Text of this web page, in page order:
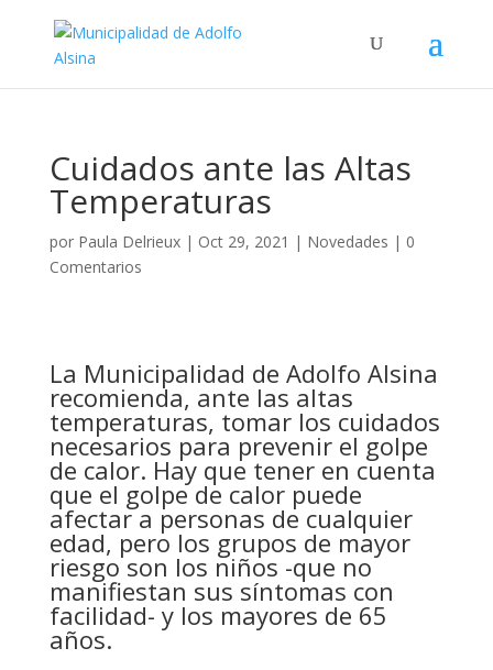
Cuidados ante las Altas
Temperaturas
por Paula Delrieux| Oct 29, 2021 | Novedades | 0
Comentarios
La Municipalidad de Adolfo Alsina
recomienda, ante las altas
temperaturas, tomar los cuidados
necesarios para prevenir el golpe
de calor. Hay que tener en cuenta
que el golpe de calor puede
afectar a personas de cualquier
edad, pero los grupos de mayor
riesgo son los niños -que no
manifiestan sus síntomas con
facilidad- y los mayores de 65
años.